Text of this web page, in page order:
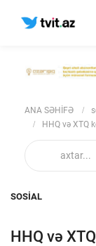
ANA SƏHİFƏ
HHQ və XTQ
SOSIAL
HHQ və